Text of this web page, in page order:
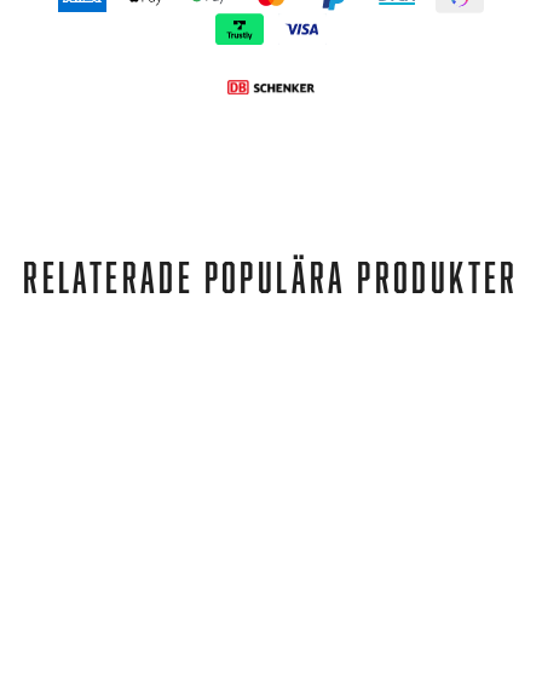
RELATERADE POPULÄRA PRODUKTER